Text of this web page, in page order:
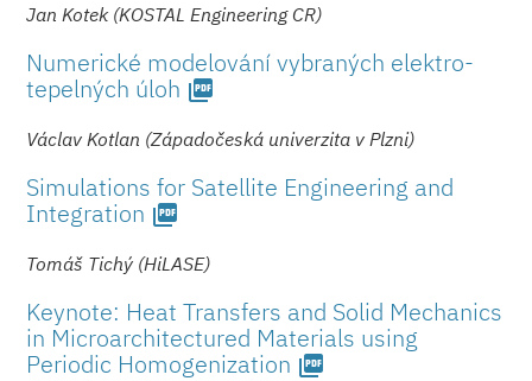
Jan Kotek (KOSTAL Engineering CR)
Numerické modelování vybraných elektro-
tepelných úloh picture_as_pdf
Václav Kotlan (Západočeská univerzita v Plzni)
Simulations for Satellite Engineering and
Integration picture_as_pdf
Tomáš Tichý (HiLASE)
Keynote: Heat Transfers and Solid Mechanics
in Microarchitectured Materials using
Periodic Homogenization picture_as_pdf